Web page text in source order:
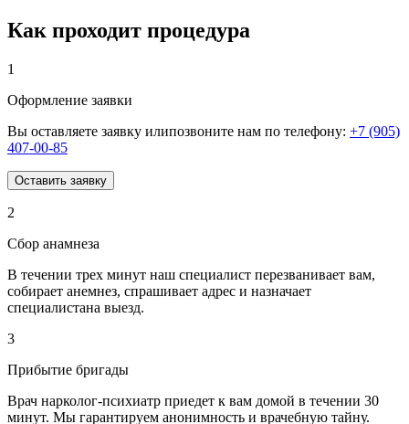
Как проходит процедура
1
Оформление заявки
Вы оставляете заявку илипозвоните нам по телефону: +7 (905)
407-00-85
Оставить заявку
2
Сбор анамнеза
В течении трех минут наш специалист перезванивает вам,
собирает анемнез, спрашивает адрес и назначает
специалистана выезд.
3
Прибытие бригады
Врач нарколог-психиатр приедет к вам домой в течении 30
минут. Мы гарантируем анонимность и врачебную тайну.